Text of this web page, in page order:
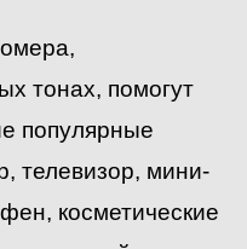
тонах, помогут
популярные
телевизор, мини-
косметические